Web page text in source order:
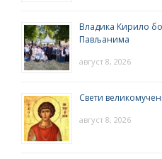
Владика Кирило
Пављанима
август 8, 2026
Свети
август 8, 2026